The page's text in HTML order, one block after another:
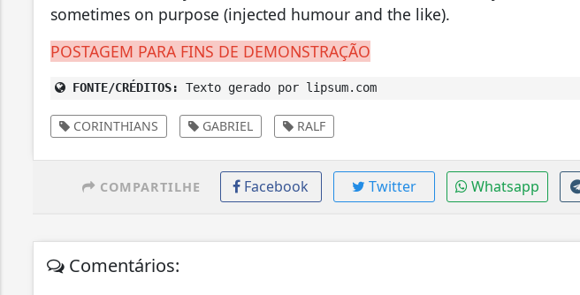
sometimes on purpose (injected humour and the like).
POSTAGEM PARA FINS DE DEMONSTRAÇÃO
FONTE/CRÉDITOS: Texto gerado por lipsum.com
CORINTHIANS GABRIEL RALF
COMPARTILHE Facebook Twitter Whatsapp
Comentários: